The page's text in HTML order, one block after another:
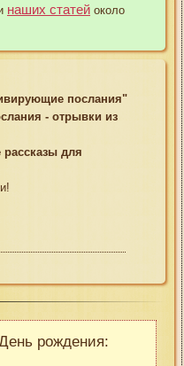
наших статей около
послания"
- отрывки из
рассказы для
рождения: